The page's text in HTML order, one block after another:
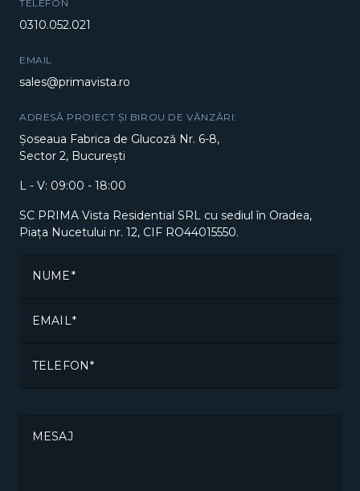
TELEFON
0310.052.021
EMAIL
sales@primavista.ro
ADRESĂ PROIECT ȘI BIROU DE VÂNZĂRI:
Șoseaua Fabrica de Glucoză Nr. 6-8,
Sector 2, București
L - V: 09:00 - 18:00
SC PRIMA Vista Residential SRL cu sediul în Oradea,
Piața Nucetului nr. 12, CIF RO44015550.
NUME
EMAIL
TELEFON
MESAJ